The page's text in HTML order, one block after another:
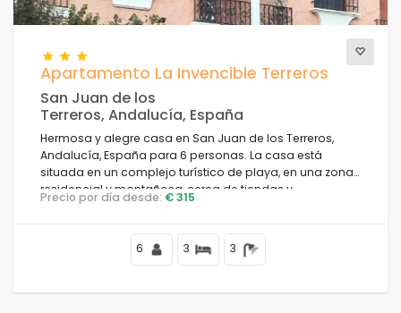
Vistas
Categorías adicionales
Apartamento La Invencible Terreros
San Juan de los
Terreros, Andalucía, España
Hermosa y alegre casa en San Juan de los Terreros,
Andalucía, España para 6 personas. La casa está
situada en un complejo turístico de playa, en una zona
residencial y montañosa, cerca de tiendas y
supermercados y a 50 m de la playa.
Precio por día desde: € 315
6 3 3